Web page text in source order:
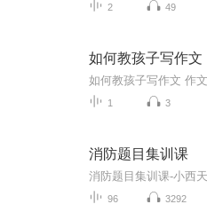
2 49
如何教孩子写作文
1 3
消防题目集训课
96 3292